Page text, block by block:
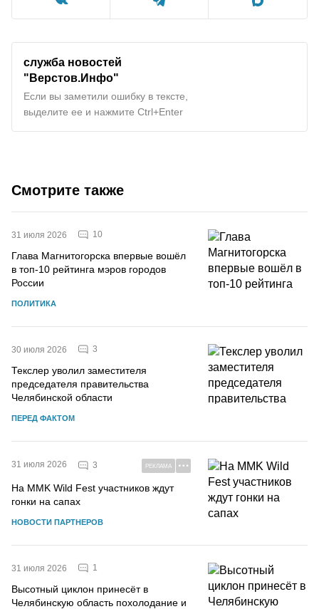
служба новостей
"Верстов.Инфо"
Если вы заметили ошибку в тексте,
выделите ее и нажмите Ctrl+Enter
Смотрите также
31 июля 2026 10
Глава Магнитогорска впервые вошёл
в топ-10 рейтинга мэров городов
России
ПОЛИТИКА
30 июля 2026 3
Текслер уволил заместителя
председателя правительства
Челябинской области
ПЕРЕД ФАКТОМ
31 июля 2026 3 РЕКЛАМА
На MMK Wild Fest участников ждут
гонки на сапах
НОВОСТИ ПАРТНЕРОВ
31 июля 2026 1
Высотный циклон принесёт в
Челябинскую область похолодание и